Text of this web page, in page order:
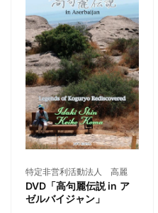
特定非営利活動法人 高麗
DVD「高句麗伝説 in ア
ゼルバイジャン」